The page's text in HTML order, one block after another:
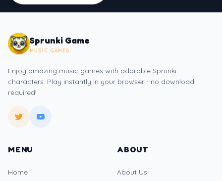
Sprunki Game
MUSIC GAMES
Enjoy amazing music games with adorable Sprunki
characters. Play instantly in your browser - no download
required!
MENU
Home
ABOUT
About Us